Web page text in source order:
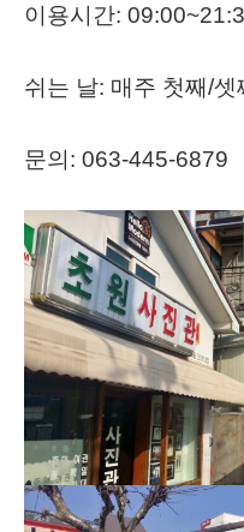
이용시간:
쉬는 날: 매주 첫째/
문의: 063-445-6879